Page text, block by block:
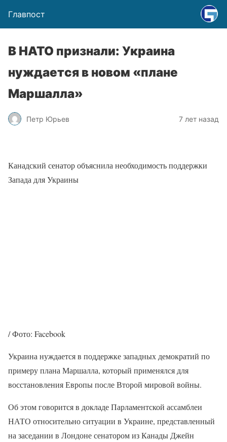
Главпост
В НАТО признали: Украина
нуждается в новом «плане
Маршалла»
Петр Юрьев 7 лет назад
Канадский сенатор объяснила необходимость поддержки
Запада для Украины
/ Фото: Facebook
Украина нуждается в поддержке западных демократий по
примеру плана Маршалла, который применялся для
восстановления Европы после Второй мировой войны.
Об этом говорится в докладе Парламентской ассамблеи
НАТО относительно ситуации в Украине, представленный
на заседании в Лондоне сенатором из Канады Джейн